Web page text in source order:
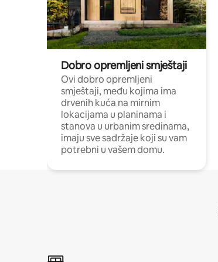
Dobro opremljeni smještaji
Ovi dobro opremljeni
smještaji, među kojima ima
drvenih kuća na mirnim
lokacijama u planinama i
stanova u urbanim sredinama,
imaju sve sadržaje koji su vam
potrebni u vašem domu.